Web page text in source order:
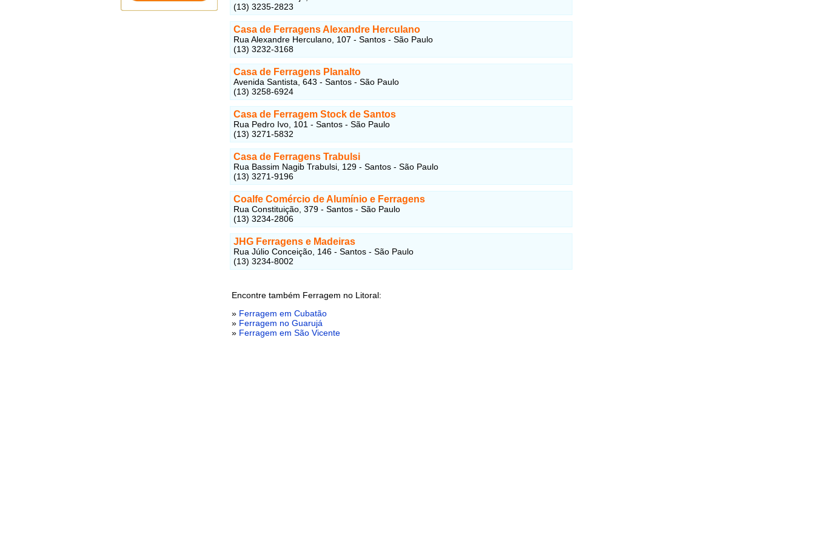
(13) 3235-2823
Casa de Ferragens Alexandre Herculano
Rua Alexandre Herculano, 107 - Santos - São Paulo
(13) 3232-3168
Casa de Ferragens Planalto
Avenida Santista, 643 - Santos - São Paulo
(13) 3258-6924
Casa de Ferragem Stock de Santos
Rua Pedro Ivo, 101 - Santos - São Paulo
(13) 3271-5832
Casa de Ferragens Trabulsi
Rua Bassim Nagib Trabulsi, 129 - Santos - São Paulo
(13) 3271-9196
Coalfe Comércio de Alumínio e Ferragens
Rua Constituição, 379 - Santos - São Paulo
(13) 3234-2806
JHG Ferragens e Madeiras
Rua Júlio Conceição, 146 - Santos - São Paulo
(13) 3234-8002
Encontre também Ferragem no Litoral:
» Ferragem em Cubatão
» Ferragem no Guarujá
» Ferragem em São Vicente